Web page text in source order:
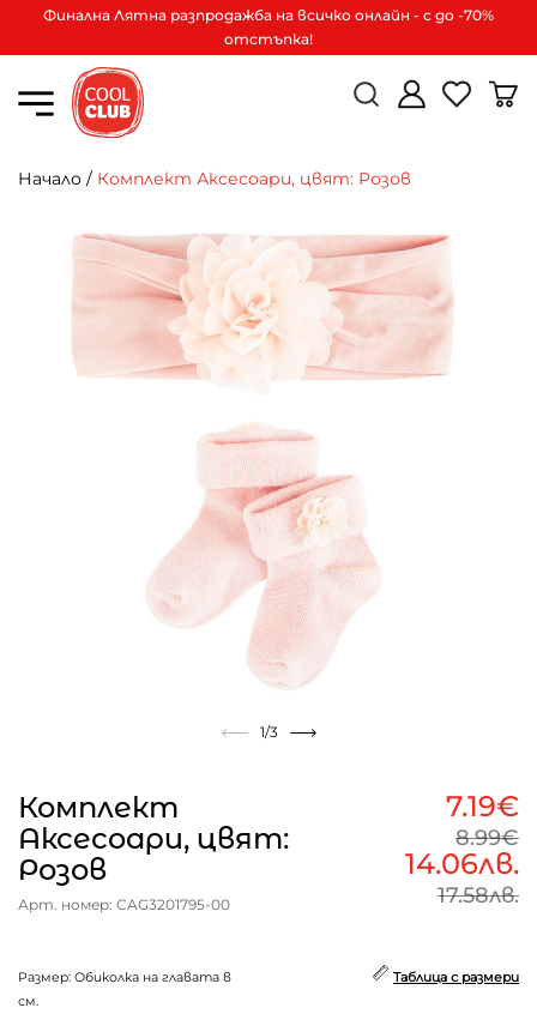
Финална Лятна разпродажба на всичко онлайн - с до -70%
отстъпка!
Начало / Комплект Аксесoари, цвят: Розов
1/3
Комплект
Аксесoари, цвят:
Розов
Арт. номер: CAG3201795-00
7.19€
8.99€
14.06лв.
17.58лв.
Размер: Обиколка на главата в
см.
Таблица с размери